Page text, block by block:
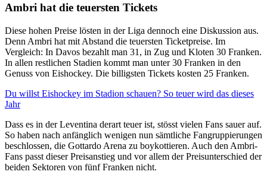
Ambri hat die teuersten Tickets
Diese hohen Preise lösten in der Liga dennoch eine Diskussion aus.
Denn Ambri hat mit Abstand die teuersten Ticketpreise. Im
Vergleich: In Davos bezahlt man 31, in Zug und Kloten 30 Franken.
In allen restlichen Stadien kommt man unter 30 Franken in den
Genuss von Eishockey. Die billigsten Tickets kosten 25 Franken.
Du willst Eishockey im Stadion schauen? So teuer wird das dieses
Jahr
Dass es in der Leventina derart teuer ist, stösst vielen Fans sauer auf.
So haben nach anfänglich wenigen nun sämtliche Fangruppierungen
beschlossen, die Gottardo Arena zu boykottieren. Auch den Ambri-
Fans passt dieser Preisanstieg und vor allem der Preisunterschied der
beiden Sektoren von fünf Franken nicht.